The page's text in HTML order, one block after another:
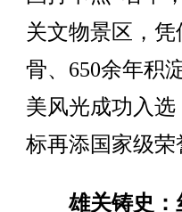
关文物景区，
骨、650余年积
美风光成功入
标再添国家级荣
雄关铸史：